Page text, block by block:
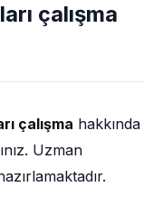
çalışma
çalışma hakkında
Uzman